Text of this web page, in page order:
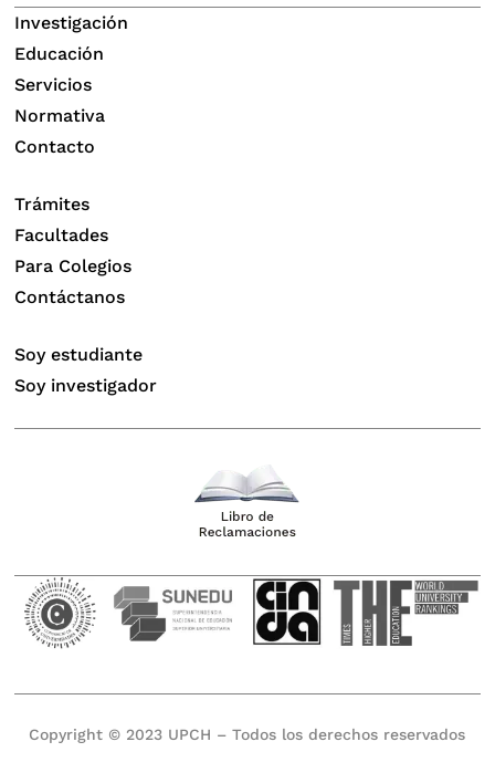
Investigación
Educación
Servicios
Normativa
Contacto
Trámites
Facultades
Para Colegios
Contáctanos
Soy estudiante
Soy investigador
Copyright © 2023 UPCH – Todos los derechos reservados